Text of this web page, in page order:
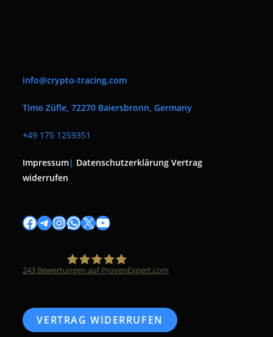
info@crypto-tracing.com
Timo Züfle, 72270 Baiersbronn, Germany
+49 175 1259351
Impressum| Datenschutzerklärung Vertrag
widerrufen
Facebook
Telegram
Instagram
WhatsApp
X YouTube
243 Bewertungen auf ProvenExpert.com
VERTRAG WIDERRUFEN